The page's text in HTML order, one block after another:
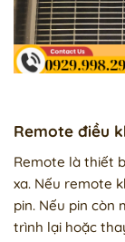
Remote điều
Remote là thiết
xa. Nếu remote
pin. Nếu pin còn
trình lại hoặc